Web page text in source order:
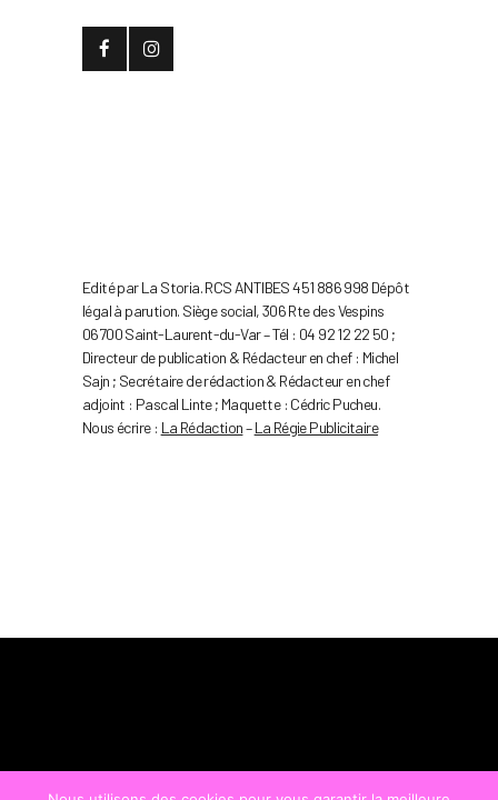
Edité par La Storia. RCS ANTIBES 451 886 998 Dépôt
légal à parution. Siège social, 306 Rte des Vespins
06700 Saint-Laurent-du-Var – Tél : 04 92 12 22 50 ;
Directeur de publication & Rédacteur en chef : Michel
Sajn ; Secrétaire de rédaction & Rédacteur en chef
adjoint : Pascal Linte ; Maquette : Cédric Pucheu.
Nous écrire : La Rédaction–La Régie Publicitaire